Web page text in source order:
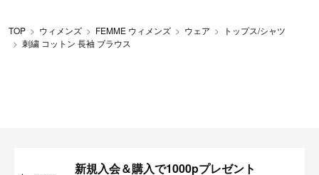
TOP ウィメンズ FEMME ウィメンズ ウェア
トップス/シャツ
刺繍 コットン 長袖 ブラウス
新規入会＆購入で1000pプレゼント